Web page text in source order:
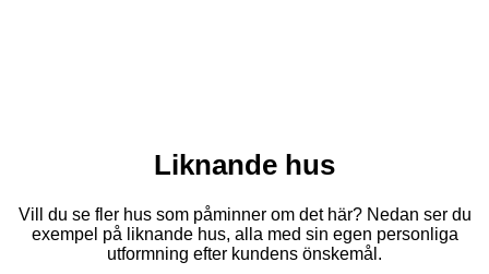
Liknande hus
Vill du se fler hus som påminner om det här? Nedan ser du
exempel på liknande hus, alla med sin egen personliga
utformning efter kundens önskemål.